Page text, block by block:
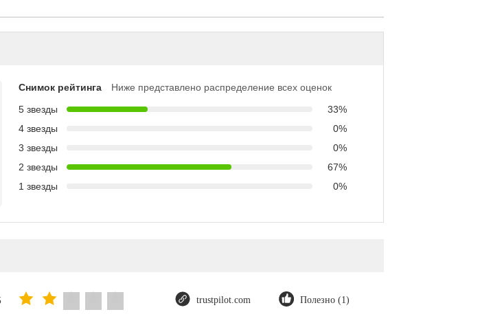
Снимок рейтинга
Ниже представлено распределение всех оценок
5 звезды
33%
4 звезды
0%
3 звезды
0%
2 звезды
67%
1 звезды
0%
trustpilot.com Полезно (1)